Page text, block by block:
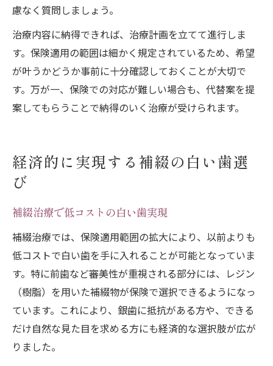
慮なく質問しましょう。
治療内容に納得できれば、治療計画を立てて進行しま
す。保険適用の範囲は細かく規定されているため、希望
が叶うかどうか事前に十分確認しておくことが大切で
す。万が一、保険での対応が難しい場合も、代替案を提
案してもらうことで納得のいく治療が受けられます。
経済的に実現する補綴の白い歯選
び
補綴治療で低コストの白い歯実現
補綴治療では、保険適用範囲の拡大により、以前よりも
低コストで白い歯を手に入れることが可能となっていま
す。特に前歯など審美性が重視される部分には、レジン
（樹脂）を用いた補綴物が保険で選択できるようになっ
ています。これにより、銀歯に抵抗がある方や、できる
だけ自然な見た目を求める方にも経済的な選択肢が広が
りました。